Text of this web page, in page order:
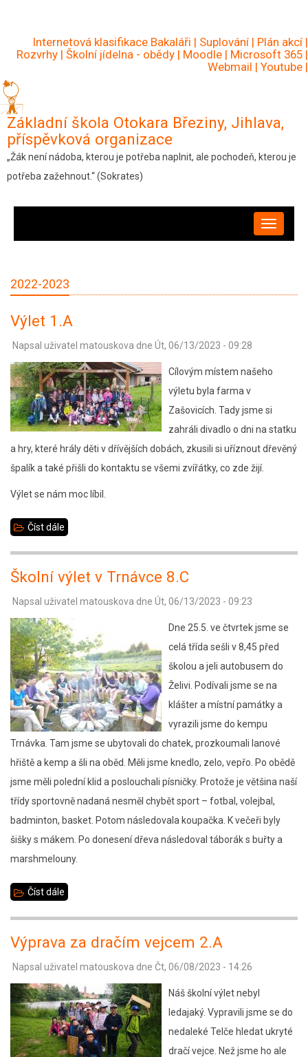
hlavnímuInternetová klasifikace Bakaláři | Suplování | Plán akcí |
Rozvrhy | Školní jídelna - obědy | Moodle | Microsoft 365 |
Webmail | Youtube |
Základní škola Otokara Březiny, Jihlava,
příspěvková organizace
„Žák není nádoba, kterou je potřeba naplnit, ale pochodeň, kterou je
potřeba zažehnout.“ (Sokrates)
2022-2023
Výlet 1.A
Napsal uživatel matouskova dne Út, 06/13/2023 - 09:28
Cílovým místem našeho
výletu byla farma v
Zašovicích. Tady jsme si
zahráli divadlo o dni na statku
a hry, které hrály děti v dřívějších dobách, zkusili si uříznout dřevěný
špalík a také přišli do kontaktu se všemi zvířátky, co zde žijí.
Výlet se nám moc líbil.
Číst dále
Školní výlet v Trnávce 8.C
Napsal uživatel matouskova dne Út, 06/13/2023 - 09:23
Dne 25.5. ve čtvrtek jsme se
celá třída sešli v 8,45 před
školou a jeli autobusem do
Želivi. Podívali jsme se na
klášter a místní památky a
vyrazili jsme do kempu
Trnávka. Tam jsme se ubytovali do chatek, prozkoumali lanové
hřiště a kemp a šli na oběd. Měli jsme knedlo, zelo, vepřo. Po obědě
jsme měli polední klid a poslouchali písničky. Protože je většina naší
třídy sportovně nadaná nesměl chybět sport – fotbal, volejbal,
badminton, basket. Potom následovala koupačka. K večeři byly
šišky s mákem. Po donesení dřeva následoval táborák s buřty a
marshmelouny.
Číst dále
v
Trnávce
8.C
Výprava za dračím vejcem 2.A
Napsal uživatel matouskova dne Čt, 06/08/2023 - 14:26
Náš školní výlet nebyl
ledajaký. Vypravili jsme se do
nedaleké Telče hledat ukryté
dračí vejce. Než jsme ho ale